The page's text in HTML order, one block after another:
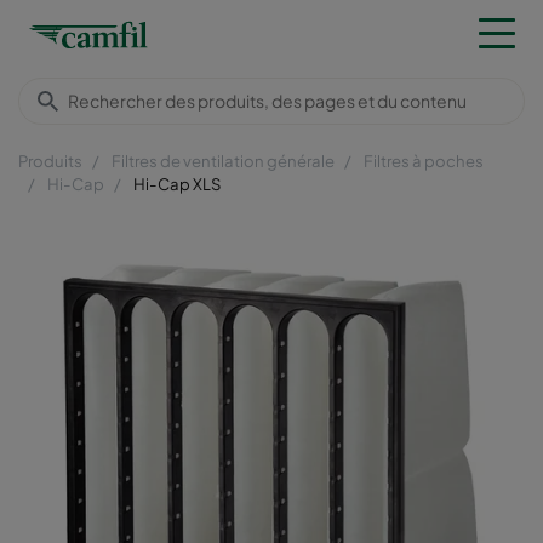
Produits Filtres de ventilation générale
Filtres à poches
Hi-Cap
Hi-Cap XLS